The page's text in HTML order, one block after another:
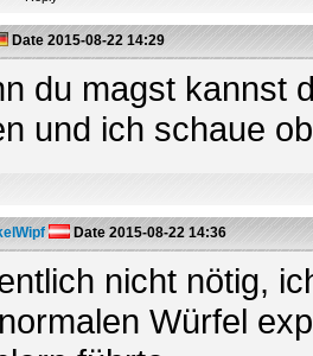
Date 2015-08-22 14:29
du magst kannst
und ich schaue
Date 2015-08-22 14:36
nicht nötig,
Würfel